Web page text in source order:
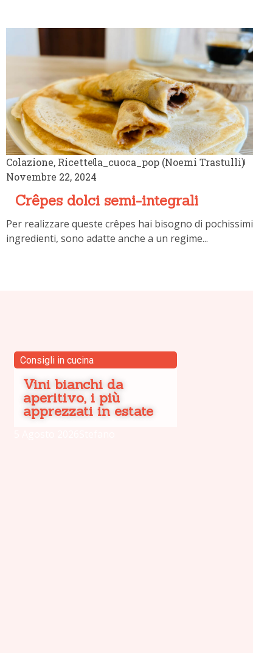
Colazione, Ricettela_cuoca_pop (Noemi Trastulli)
Novembre 22, 2024
Crêpes dolci semi-integrali
Per realizzare queste crêpes hai bisogno di pochissimi
ingredienti, sono adatte anche a un regime...
Consigli in cucina
Vini bianchi da
aperitivo, i più
apprezzati in estate